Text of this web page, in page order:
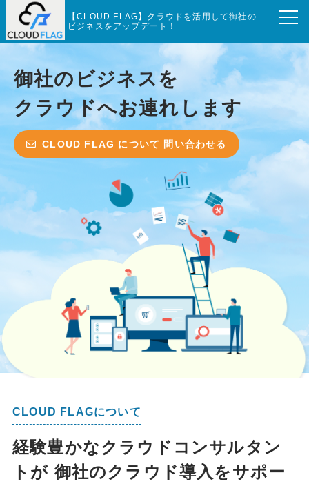
【CLOUD FLAG】クラウドを活用して御社の
ビジネスをアップデート！
御社のビジネスを
クラウドへお連れします
CLOUD FLAG について 問い合わせる
CLOUD FLAGについて
経験豊かなクラウドコンサルタン
トが 御社のクラウド導入をサポー